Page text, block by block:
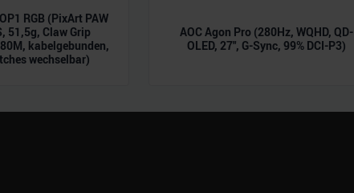
RGB (PixArt PAW
51,5g, Claw Grip
kabelgebunden,
wechselbar)
AOC Agon Pro (280Hz, WQHD, QD-
OLED, 27", G-Sync, 99% DCI-P3)